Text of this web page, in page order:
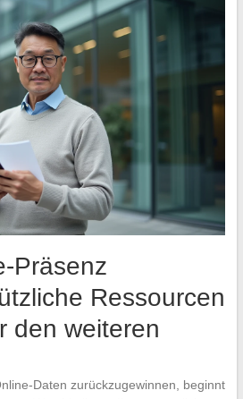
Präsenz
Ressourcen
den weiteren
Daten zurückzugewinnen, beginnt